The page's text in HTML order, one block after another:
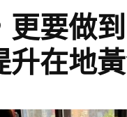
更要做
升在地